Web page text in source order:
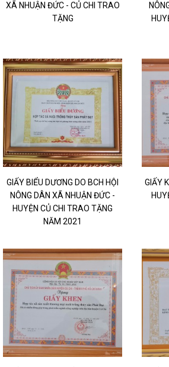
XÃ NHUẬN ĐỨC - CỦ CHI TRAO
TẶNG
GIẤY BIỂU DƯƠNG DO BCH HỘI
NÔNG DÂN XÃ NHUẬN ĐỨC -
HUYỆN CỦ CHI TRAO TẶNG
NĂM 2021
GIẤY